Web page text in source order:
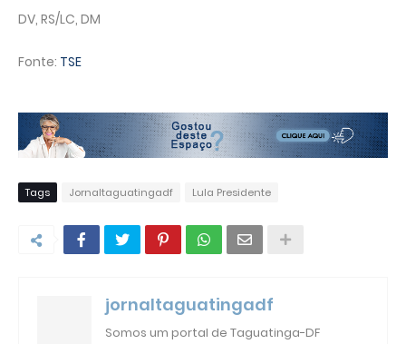
DV, RS/LC, DM
Fonte: TSE
Tags Jornaltaguatingadf Lula Presidente
jornaltaguatingadf
Somos um portal de Taguatinga-DF